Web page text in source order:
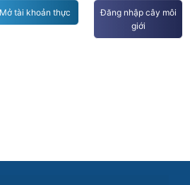
Mở tài khoản thực
Đăng nhập cây môi
giới